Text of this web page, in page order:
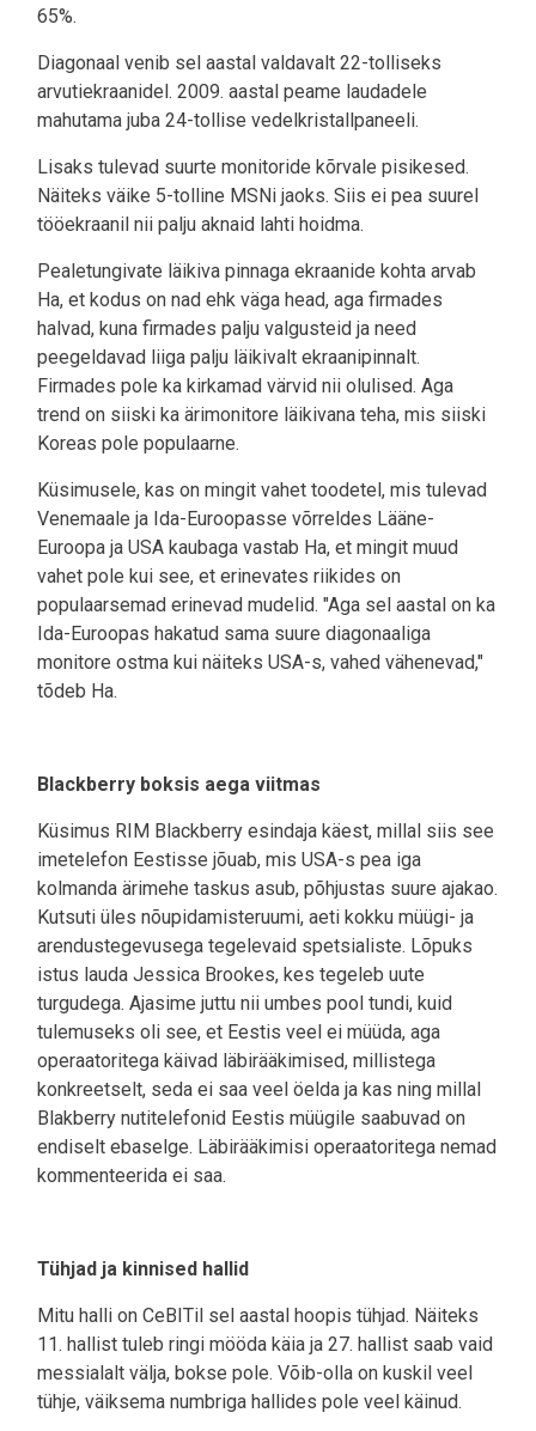
65%.
Diagonaal venib sel aastal valdavalt 22-tolliseks
arvutiekraanidel. 2009. aastal peame laudadele
mahutama juba 24-tollise vedelkristallpaneeli.
Lisaks tulevad suurte monitoride kõrvale pisikesed.
Näiteks väike 5-tolline MSNi jaoks. Siis ei pea suurel
tööekraanil nii palju aknaid lahti hoidma.
Pealetungivate läikiva pinnaga ekraanide kohta arvab
Ha, et kodus on nad ehk väga head, aga firmades
halvad, kuna firmades palju valgusteid ja need
peegeldavad liiga palju läikivalt ekraanipinnalt.
Firmades pole ka kirkamad värvid nii olulised. Aga
trend on siiski ka ärimonitore läikivana teha, mis siiski
Koreas pole populaarne.
Küsimusele, kas on mingit vahet toodetel, mis tulevad
Venemaale ja Ida-Euroopasse võrreldes Lääne-
Euroopa ja USA kaubaga vastab Ha, et mingit muud
vahet pole kui see, et erinevates riikides on
populaarsemad erinevad mudelid. "Aga sel aastal on ka
Ida-Euroopas hakatud sama suure diagonaaliga
monitore ostma kui näiteks USA-s, vahed vähenevad,"
tõdeb Ha.
Blackberry boksis aega viitmas
Küsimus RIM Blackberry esindaja käest, millal siis see
imetelefon Eestisse jõuab, mis USA-s pea iga
kolmanda ärimehe taskus asub, põhjustas suure ajakao.
Kutsuti üles nõupidamisteruumi, aeti kokku müügi- ja
arendustegevusega tegelevaid spetsialiste. Lõpuks
istus lauda Jessica Brookes, kes tegeleb uute
turgudega. Ajasime juttu nii umbes pool tundi, kuid
tulemuseks oli see, et Eestis veel ei müüda, aga
operaatoritega käivad läbirääkimised, millistega
konkreetselt, seda ei saa veel öelda ja kas ning millal
Blakberry nutitelefonid Eestis müügile saabuvad on
endiselt ebaselge. Läbirääkimisi operaatoritega nemad
kommenteerida ei saa.
Tühjad ja kinnised hallid
Mitu halli on CeBITil sel aastal hoopis tühjad. Näiteks
11. hallist tuleb ringi mööda käia ja 27. hallist saab vaid
messialalt välja, bokse pole. Võib-olla on kuskil veel
tühje, väiksema numbriga hallides pole veel käinud.